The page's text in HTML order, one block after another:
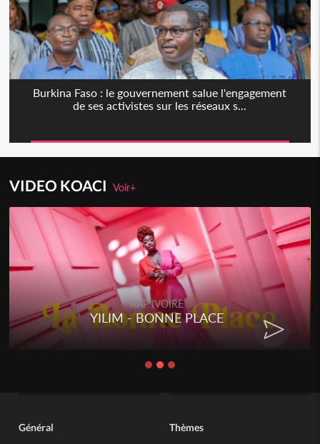
Burkina Faso : le gouvernement salue l'engagement
de ses activistes sur les réseaux s...
VIDEO KOACIVoir+
RAP IVOIRE
YILIM - BONNE PLACE
Général Thèmes